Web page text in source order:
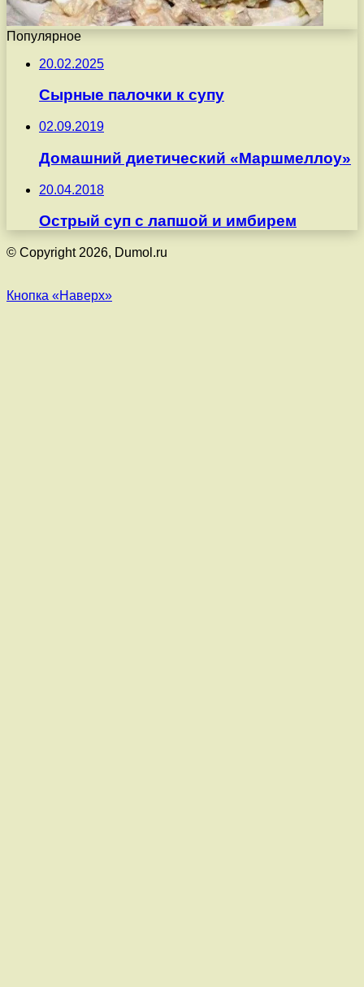
Популярное
20.02.2025
Сырные палочки к супу
02.09.2019
Домашний диетический «Маршмеллоу»
20.04.2018
Острый суп с лапшой и имбирем
© Copyright 2026, Dumol.ru
Кнопка «Наверх»